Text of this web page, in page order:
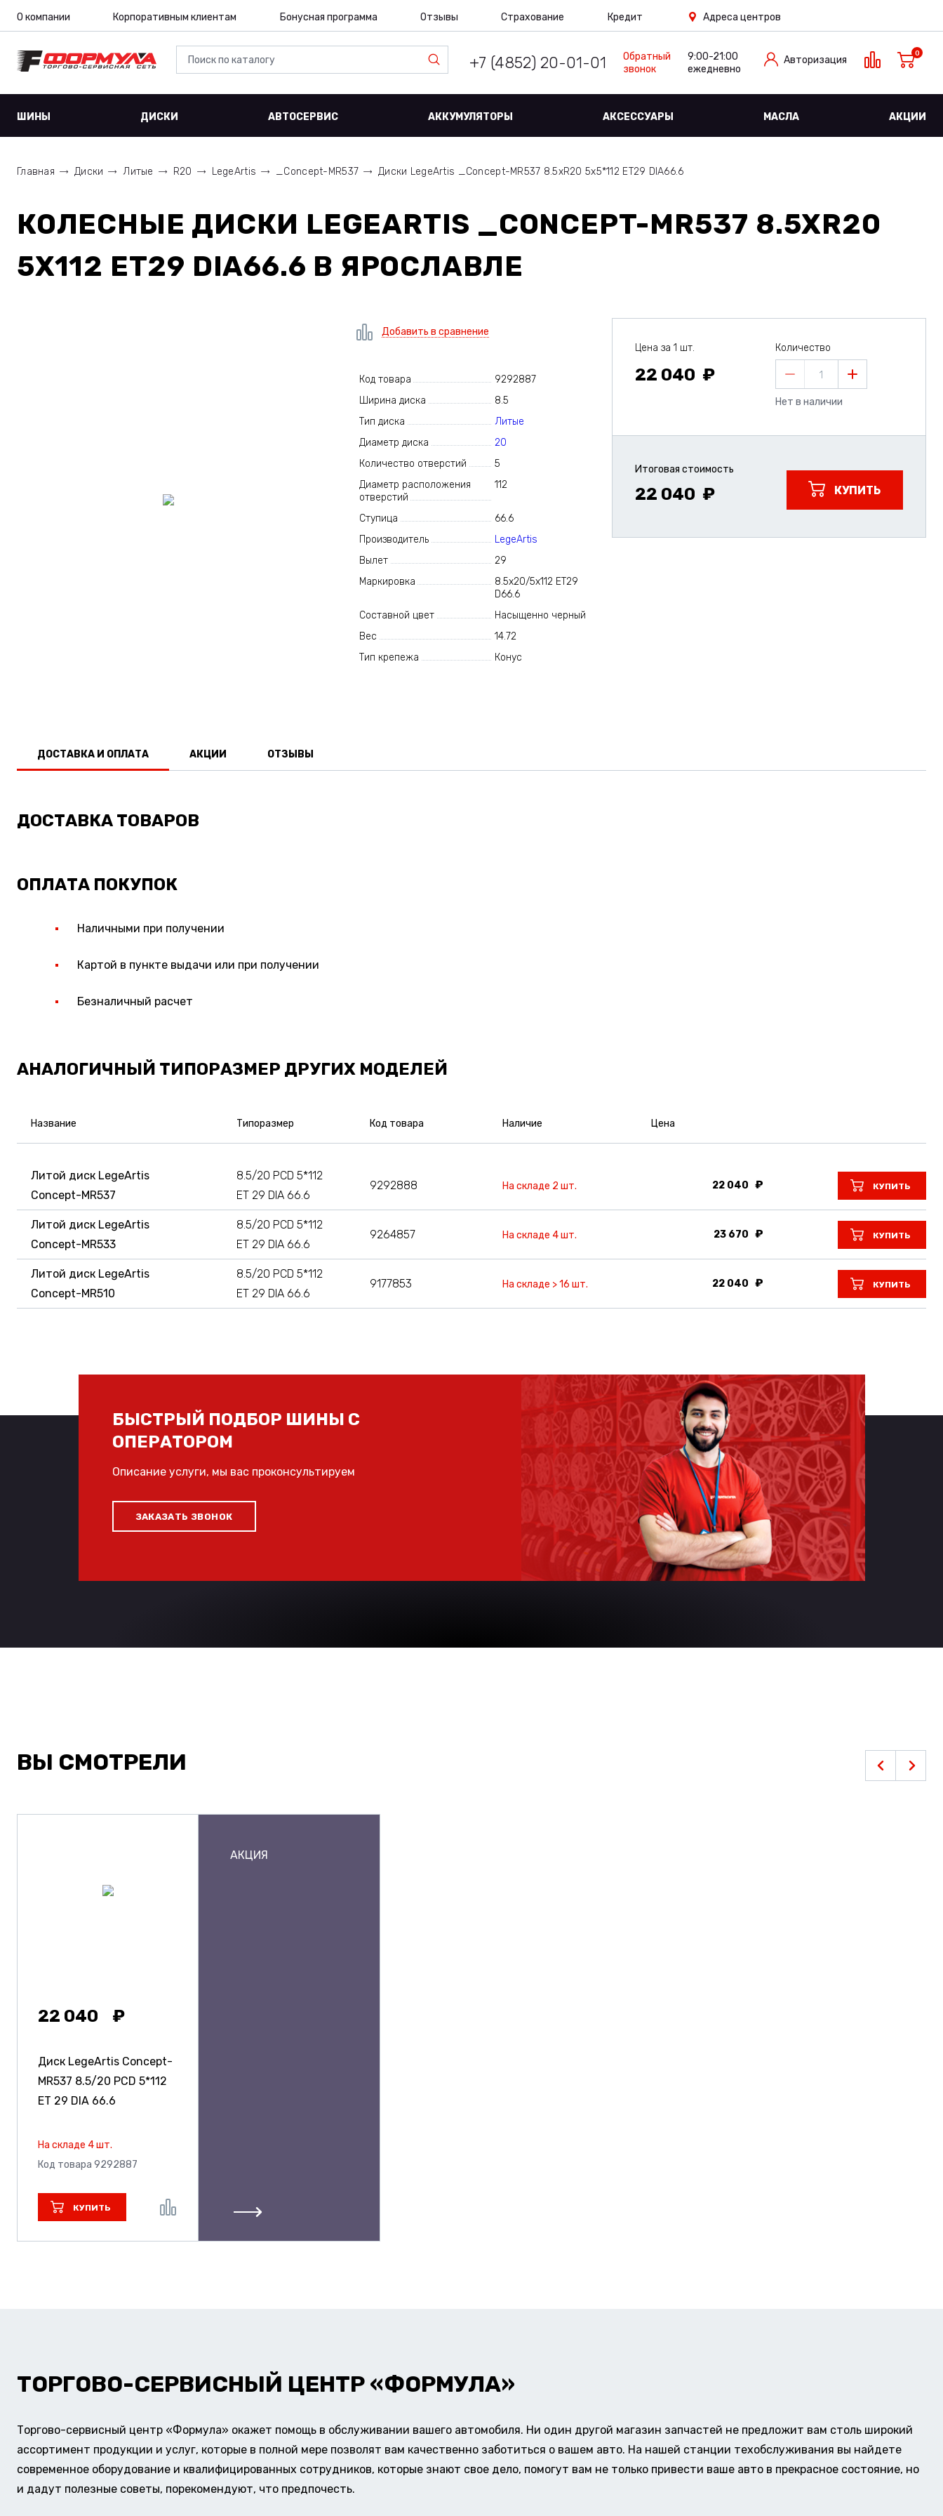
О компании Корпоративным клиентам Бонусная программа Отзывы Страхование Кредит Адреса центров
+7 (4852) 20-01-01
Обратный
звонок
9:00-21:00
ежедневно
Авторизация
0
ШИНЫ ДИСКИ АВТОСЕРВИС АККУМУЛЯТОРЫ АКСЕССУАРЫ МАСЛА АКЦИИ
Главная Диски Литые R20 LegeArtis _Concept-MR537 Диски LegeArtis _Concept-MR537 8.5xR20 5x5*112 ET29 DIA66.6
КОЛЕСНЫЕ ДИСКИ LEGEARTIS _CONCEPT-MR537 8.5XR20
5X112 ET29 DIA66.6 В ЯРОСЛАВЛЕ
Добавить в сравнение
Код товара
9292887
Ширина диска
8.5
Тип диска
Литые
Диаметр диска
20
Количество отверстий
5
Диаметр расположения
отверстий
112
Ступица
66.6
Производитель
LegeArtis
Вылет
29
Маркировка
8.5x20/5x112 ET29
D66.6
Составной цвет
Насыщенно черный
Вес
14.72
Тип крепежа
Конус
Цена за 1 шт.
22 040
Количество
1
Нет в наличии
Итоговая стоимость
22 040 КУПИТЬ
ДОСТАВКА И ОПЛАТА АКЦИИ ОТЗЫВЫ
ДОСТАВКА ТОВАРОВ
ОПЛАТА ПОКУПОК
Наличными при получении
Картой в пункте выдачи или при получении
Безналичный расчет
АНАЛОГИЧНЫЙ ТИПОРАЗМЕР ДРУГИХ МОДЕЛЕЙ
Название Типоразмер Код товара Наличие Цена
Литой диск LegeArtis
Concept-MR537
8.5/20 PCD 5*112
ET 29 DIA 66.6
9292888 На складе 2 шт. 22 040 КУПИТЬ
Литой диск LegeArtis
Concept-MR533
8.5/20 PCD 5*112
ET 29 DIA 66.6
9264857 На складе 4 шт. 23 670 КУПИТЬ
Литой диск LegeArtis
Concept-MR510
8.5/20 PCD 5*112
ET 29 DIA 66.6
9177853 На складе > 16 шт. 22 040 КУПИТЬ
БЫСТРЫЙ ПОДБОР ШИНЫ С
ОПЕРАТОРОМ
Описание услуги, мы вас проконсультируем
ЗАКАЗАТЬ ЗВОНОК
ВЫ СМОТРЕЛИ
22 040
Диск LegeArtis Concept-
MR537 8.5/20 PCD 5*112
ET 29 DIA 66.6
На складе 4 шт.
Код товара 9292887
КУПИТЬ
АКЦИЯ
ТОРГОВО-СЕРВИСНЫЙ ЦЕНТР «ФОРМУЛА»
Торгово-сервисный центр «Формула» окажет помощь в обслуживании вашего автомобиля. Ни один другой магазин запчастей не предложит вам столь широкий
ассортимент продукции и услуг, которые в полной мере позволят вам качественно заботиться о вашем авто. На нашей станции техобслуживания вы найдете
современное оборудование и квалифицированных сотрудников, которые знают свое дело, помогут вам не только привести ваше авто в прекрасное состояние, но
и дадут полезные советы, порекомендуют, что предпочесть.